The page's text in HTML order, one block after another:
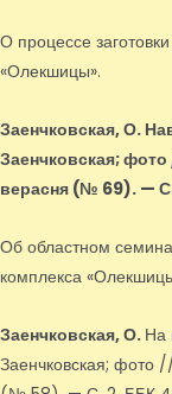
О процессе
«Олекшицы».
Заенчковская, О.
Заенчковская; фото
верасня (№ 69). —
Об областном
комплекса
Заенчковская, О. На
Заенчковская; фото